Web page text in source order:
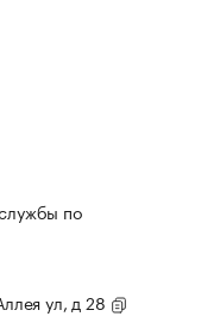
по
ул, д 28